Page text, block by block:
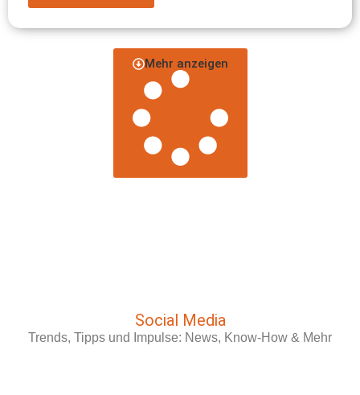
Mehr anzeigen
Social Media
Trends, Tipps und Impulse: News, Know-How & Mehr